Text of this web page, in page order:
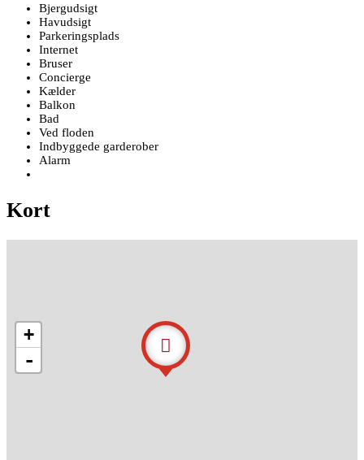
Bjergudsigt
Havudsigt
Parkeringsplads
Internet
Bruser
Concierge
Kælder
Balkon
Bad
Ved floden
Indbyggede garderober
Alarm
Kort
+
-